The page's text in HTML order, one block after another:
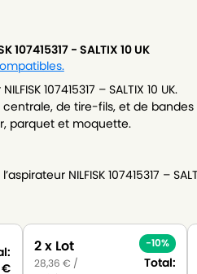
107415317 - SALTIX 10 UK
107415317 – SALTIX 10 UK.
de tire-fils, et de
parquet et moquette.
NILFISK 107415317 –
€
2 x Lot
28,36€ /
-10%
Total: